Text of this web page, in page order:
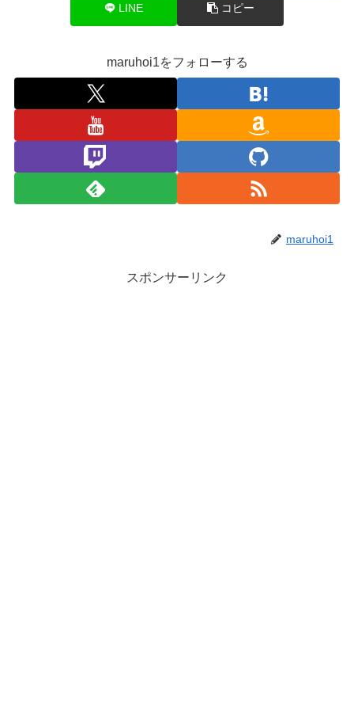
LINE コピー
maruhoi1をフォローする
maruhoi1
スポンサーリンク